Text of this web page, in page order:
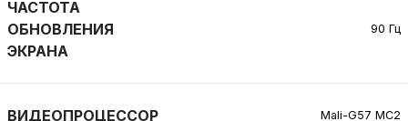
ЧАСТОТА
ОБНОВЛЕНИЯ
ЭКРАНА
90 Гц
ВИДЕОПРОЦЕССОР Mali-G57 MC2